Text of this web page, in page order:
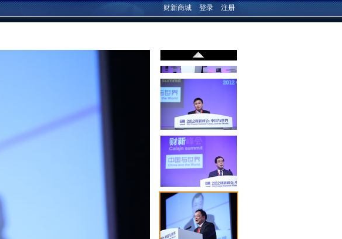
财新商城 登录 注册